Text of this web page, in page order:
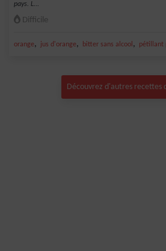
pays. L...
Difficile
orange, jus d'orange, bitter sans alcool , pétillant
Découvrez d'autres recettes